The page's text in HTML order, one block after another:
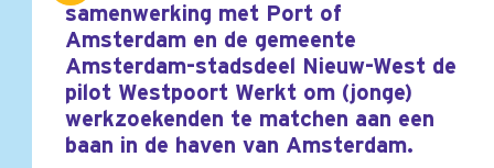
samenwerking met Port of
Amsterdam en de gemeente
Amsterdam-stadsdeel Nieuw-West de
pilot Westpoort Werkt om (jonge)
werkzoekenden te matchen aan een
baan in de haven van Amsterdam.